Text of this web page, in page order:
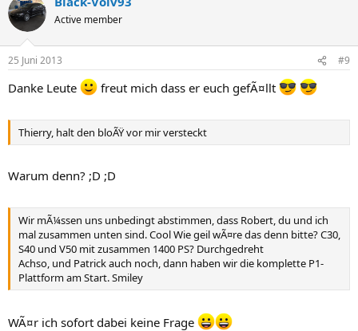
Active member
25 Juni 2013 #9
Danke Leute freut mich dass er euch gefÃ¤llt
Thierry, halt den bloÃŸ vor mir versteckt
Warum denn? ;D ;D
Wir mÃ¼ssen uns unbedingt abstimmen, dass Robert, du und ich
mal zusammen unten sind. Cool Wie geil wÃ¤re das denn bitte? C30,
S40 und V50 mit zusammen 1400 PS? Durchgedreht
Achso, und Patrick auch noch, dann haben wir die komplette P1-
Plattform am Start. Smiley
WÃ¤r ich sofort dabei keine Frage